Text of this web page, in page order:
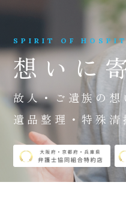
SPIRIT OF
想いに
故人・ご遺族の
遺品整理・特殊清